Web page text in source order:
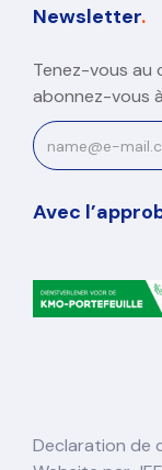
Newsletter.
Tenez-vous
abonnez-vous
Avec
Declaration de